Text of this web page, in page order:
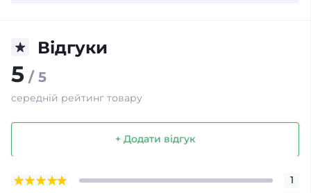
Відгуки
5 / 5
середній рейтинг товару
+ Додати відгук
1